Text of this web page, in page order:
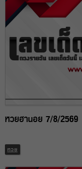
หวยฮานอย 7/8/2569
หวย